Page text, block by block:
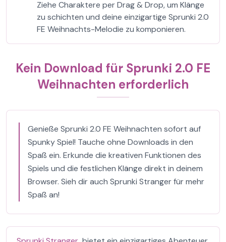
Ziehe Charaktere per Drag & Drop, um Klänge
zu schichten und deine einzigartige Sprunki 2.0
FE Weihnachts-Melodie zu komponieren.
Kein Download für Sprunki 2.0 FE
Weihnachten erforderlich
Genieße Sprunki 2.0 FE Weihnachten sofort auf
Spunky Spiel! Tauche ohne Downloads in den
Spaß ein. Erkunde die kreativen Funktionen des
Spiels und die festlichen Klänge direkt in deinem
Browser. Sieh dir auch Sprunki Stranger für mehr
Spaß an!